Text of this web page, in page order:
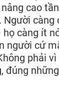
cao
càng
họ càng ít
người cứ
phải